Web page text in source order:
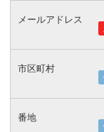
メールアドレス
市区町村
番地